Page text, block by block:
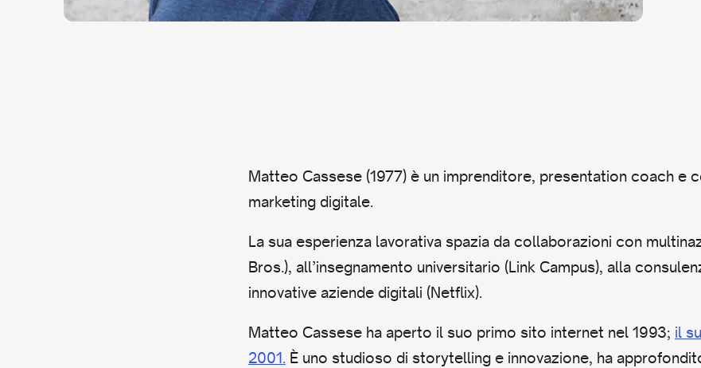
Matteo Cassese (1977) è un imprenditore, presentation coach e
marketing digitale.
La sua esperienza lavorativa spazia da collaborazioni con
Bros.), all’insegnamento universitario (Link Campus), alla
innovative aziende digitali (Netflix).
Matteo Cassese ha aperto il suo primo sito internet nel 1993; il
2001. È uno studioso di storytelling e innovazione, ha